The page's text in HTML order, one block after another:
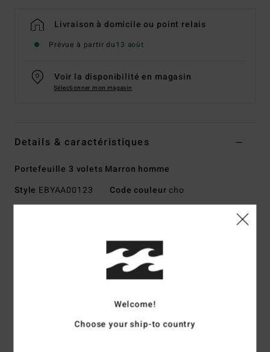
Livraison à domicile ou point relais
Prévue à partir du13 août
Voir la disponibilité en magasin
Sélectionner mon magasin
Details & caractéristiques
Portefeuille 3 volets Marron homme
Style EBYAA00123 Code couleur cho
cuir synthétique en polyuréthane et polyester
Matière Recycler 4-way stretch performance fabriquée à
partir de bouteilles en PET recyclées
de vos données personnelles et bancaires
Poche à monnaie zippée
Welcome!
Choose your ship-to country